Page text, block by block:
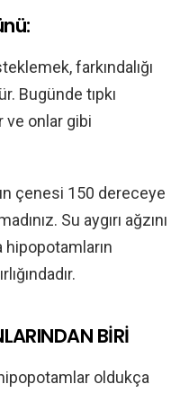
farkındalığı
Bugünde tıpkı
ve onlar gibi
çenesi 150 dereceye
Su aygırı ağzını
hipopotamların
BİRİ
oldukça